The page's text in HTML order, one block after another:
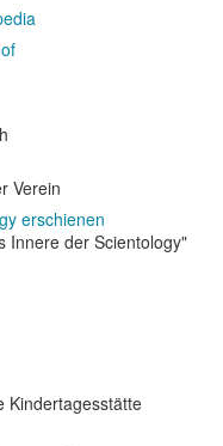
Verein
erschienen
Innere der Scientology"
Kindertagesstätte